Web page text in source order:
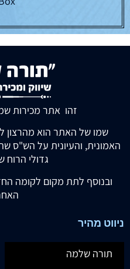
זהו אתר מכירות
שמו של האתר הוא מהרצון
האמונית, והעיונית על הש"ס
גדולי
ובנוסף לתת מקום לקומה
ניווט מהיר
תורה שלמה